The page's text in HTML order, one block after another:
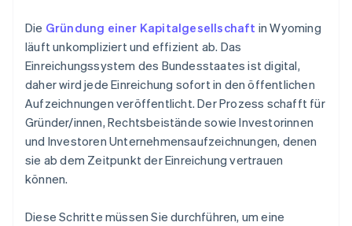
Die Gründung einer Kapitalgesellschaft in Wyoming
läuft unkompliziert und effizient ab. Das
Einreichungssystem des Bundesstaates ist digital,
daher wird jede Einreichung sofort in den öffentlichen
Aufzeichnungen veröffentlicht. Der Prozess schafft für
Gründer/innen, Rechtsbeistände sowie Investorinnen
und Investoren Unternehmensaufzeichnungen, denen
sie ab dem Zeitpunkt der Einreichung vertrauen
können.
Diese Schritte müssen Sie durchführen, um eine